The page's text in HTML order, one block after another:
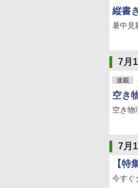
縦書
暑中見
7月
連載
空き
空き物
7月
【特
今すぐ